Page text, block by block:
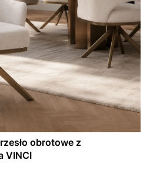
obrotowe z
VINCI